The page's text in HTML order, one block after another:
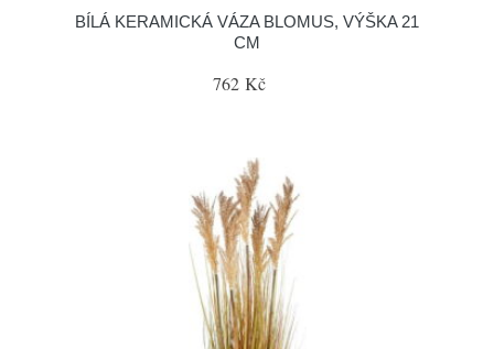
BÍLÁ KERAMICKÁ VÁZA BLOMUS, VÝŠKA 21
CM
762 Kč